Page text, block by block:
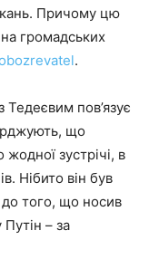
Причому цю
громадських
.
пов’язує
що
зустрічі, в
Нібито він був
того, що носив
– за